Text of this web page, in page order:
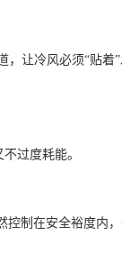
让冷风必须“贴着
过度耗能。
控制在安全裕度内，